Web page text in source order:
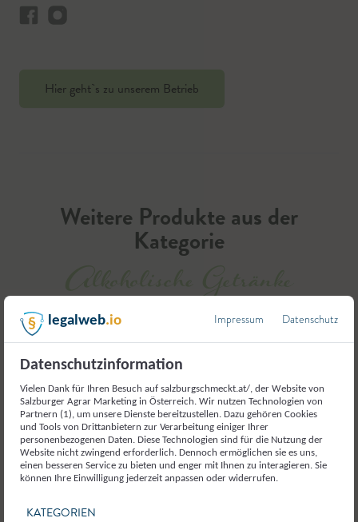
Hier geht`s zu unserem Betrieb
Weitere Produkte aus der
Kategorie
Alkoholische Getränke
legalweb.io Impressum Datenschutz
Datenschutzinformation
Vielen Dank für Ihren Besuch auf salzburgschmeckt.at/, der Website von
Salzburger Agrar Marketing in Österreich. Wir nutzen Technologien von
Partnern (1), um unsere Dienste bereitzustellen. Dazu gehören Cookies
und Tools von Drittanbietern zur Verarbeitung einiger Ihrer
personenbezogenen Daten. Diese Technologien sind für die Nutzung der
Website nicht zwingend erforderlich. Dennoch ermöglichen sie es uns,
einen besseren Service zu bieten und enger mit Ihnen zu interagieren. Sie
können Ihre Einwilligung jederzeit anpassen oder widerrufen.
KATEGORIEN